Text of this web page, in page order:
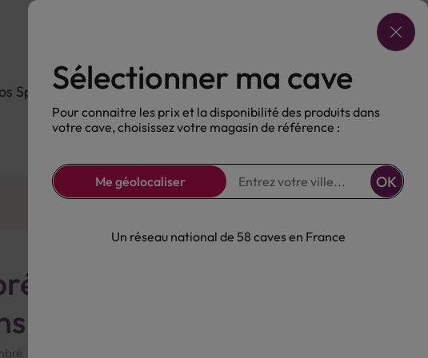
Choisir ma cave
Spiritueux Nos Bières Sans alcool
Barbancourt Cinq
43°
Sélectionner ma cave
Pour connaitre les prix et la disponibilité des produits dans
votre cave, choisissez votre magasin de référence :
Me géolocaliser OK
Un réseau national de 58 caves en France